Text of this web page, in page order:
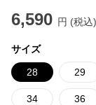
6,590 円 (税込)
サイズ
28 29
34 36